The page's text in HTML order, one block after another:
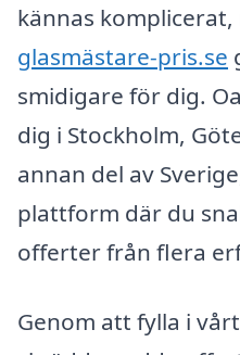
kännas komplicerat,
glasmästare-pris.se
smidigare för dig.
dig i Stockholm,
annan del av
plattform där du
offerter från flera
Genom att fylla i